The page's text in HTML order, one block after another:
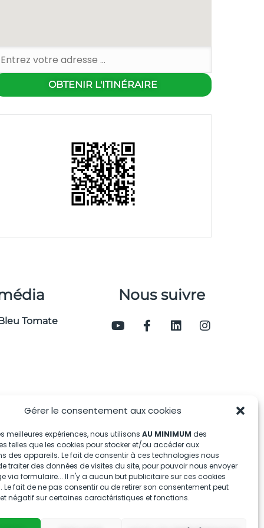
Gérer le consentement aux cookies
meilleures expériences, nous utilisons AU MINIMUM des
telles que les cookies pour stocker et/ou accéder aux
des appareils. Le fait de consentir à ces technologies nous
traiter des données de visites du site, pour pouvoir nous envoyer
via formulaire... Il n'y a aucun but publicitaire sur ces cookies
Le fait de ne pas consentir ou de retirer son consentement peut
négatif sur certaines caractéristiques et fonctions.
Tomate
Nous suivre